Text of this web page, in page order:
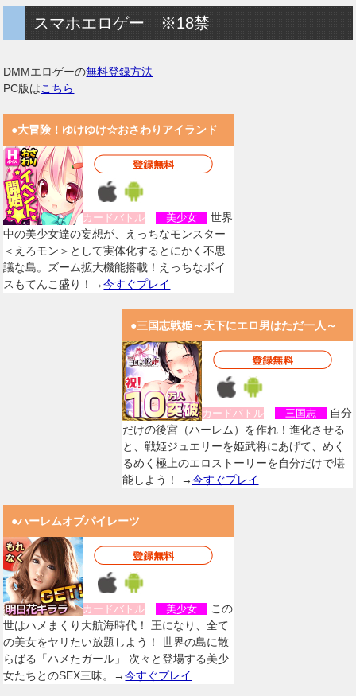
スマホエロゲー ※18禁
DMMエロゲーの無料登録方法
PC版はこちら
●大冒険！ゆけゆけ☆おさわりアイランド
カードバトル 美少女
世界
中の美少女達の妄想が、えっちなモンスター
＜えろモン＞として実体化するとにかく不思
議な島。ズーム拡大機能搭載！えっちなボイ
スもてんこ盛り！→今すぐプレイ
●三国志戦姫～天下にエロ男はただ一人～
カードバトル 三国志
自分
だけの後宮（ハーレム）を作れ！進化させる
と、戦姫ジュエリーを姫武将にあげて、めく
るめく極上のエロストーリーを自分だけで堪
能しよう！ →今すぐプレイ
●ハーレムオブパイレーツ
カードバトル 美少女
この
世はハメまくり大航海時代！ 王になり、全て
の美女をヤリたい放題しよう！ 世界の島に散
らばる「ハメたガール」 次々と登場する美少
女たちとのSEX三昧。→今すぐプレイ